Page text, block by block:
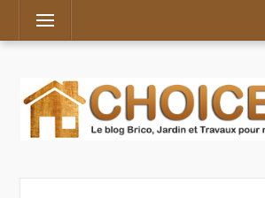
content
Menu